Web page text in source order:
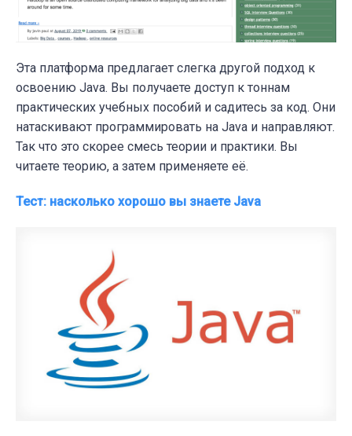
Эта платформа предлагает слегка другой подход к
освоению Java. Вы получаете доступ к тоннам
практических учебных пособий и садитесь за код. Они
натаскивают программировать на Java и направляют.
Так что это скорее смесь теории и практики. Вы
читаете теорию, а затем применяете её.
Тест: насколько хорошо вы знаете Java